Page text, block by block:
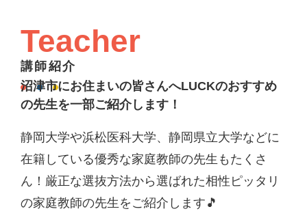
Teacher
講師紹介
沼津市にお住まいの皆さんへLUCKのおすすめ
の先生を一部ご紹介します！
静岡大学や浜松医科大学、静岡県立大学などに
在籍している優秀な家庭教師の先生もたくさ
ん！厳正な選抜方法から選ばれた相性ピッタリ
の家庭教師の先生をご紹介します🎵